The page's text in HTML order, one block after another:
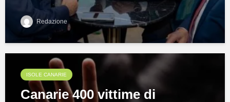
Redazione
ISOLE CANARIE
Canarie 400 vittime di